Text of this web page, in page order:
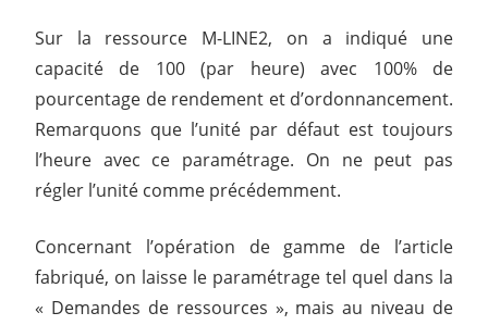
Sur la ressource M-LINE2, on a indiqué une
capacité de 100 (par heure) avec 100% de
pourcentage de rendement et d’ordonnancement.
Remarquons que l’unité par défaut est toujours
l’heure avec ce paramétrage. On ne peut pas
régler l’unité comme précédemment.
Concernant l’opération de gamme de l’article
fabriqué, on laisse le paramétrage tel quel dans la
« Demandes de ressources », mais au niveau de